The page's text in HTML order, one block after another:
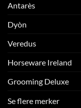
Antarès
Dyòn
Veredus
Horseware Ireland
Grooming Deluxe
Se flere merker